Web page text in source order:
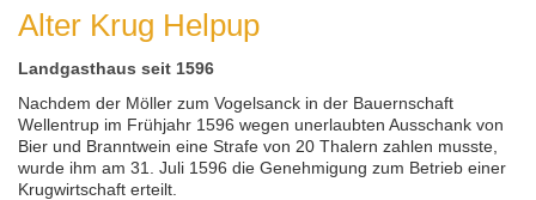
Alter Krug Helpup
Landgasthaus seit 1596
Nachdem der Möller zum Vogelsanck in der Bauernschaft
Wellentrup im Frühjahr 1596 wegen unerlaubten Ausschank von
Bier und Branntwein eine Strafe von 20 Thalern zahlen musste,
wurde ihm am 31. Juli 1596 die Genehmigung zum Betrieb einer
Krugwirtschaft erteilt.